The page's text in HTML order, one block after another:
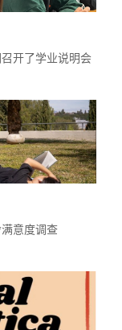
开了学业说明会
意度调查